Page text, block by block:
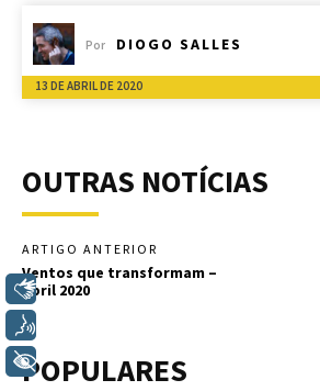
Por DIOGO SALLES
13 DE ABRIL DE 2020
OUTRAS NOTÍCIAS
ARTIGO ANTERIOR
Ventos que transformam –
Abril 2020
POPULARES
Libras
+ Acessibilidade